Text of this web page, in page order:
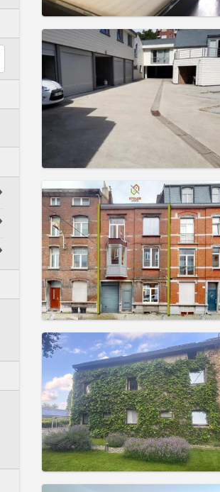
实用信息
租金: 500 €
水电费: 50 €
租期:12个月, 5-6个月, 3-4个月
可登记
实用信息
租金:500 €
水电费:60 €
租期:12个月
住房登记:否
实用信息
租金:500 €
水电费:100 €
租期:12个月
住房登记: 可登记